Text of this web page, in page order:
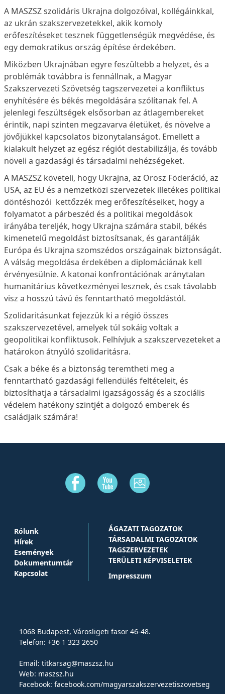
A MASZSZ szolidáris Ukrajna dolgozóival, kollégáinkkal,
az ukrán szakszervezetekkel, akik komoly
erőfeszítéseket tesznek függetlenségük megvédése, és
egy demokratikus ország építése érdekében.
Miközben Ukrajnában egyre feszültebb a helyzet, és a
problémák továbbra is fennállnak, a Magyar
Szakszervezeti Szövetség tagszervezetei a konfliktus
enyhítésére és békés megoldására szólítanak fel. A
jelenlegi feszültségek elsősorban az átlagembereket
érintik, napi szinten megzavarva életüket, és növelve a
jövőjükkel kapcsolatos bizonytalanságot. Emellett a
kialakult helyzet az egész régiót destabilizálja, és tovább
növeli a gazdasági és társadalmi nehézségeket.
A MASZSZ követeli, hogy Ukrajna, az Orosz Föderáció, az
USA, az EU és a nemzetközi szervezetek illetékes politikai
döntéshozói kettőzzék meg erőfeszítéseiket, hogy a
folyamatot a párbeszéd és a politikai megoldások
irányába tereljék, hogy Ukrajna számára stabil, békés
kimenetelű megoldást biztosítsanak, és garantálják
Európa és Ukrajna szomszédos országainak biztonságát.
A válság megoldása érdekében a diplomáciának kell
érvényesülnie. A katonai konfrontációnak aránytalan
humanitárius következményei lesznek, és csak távolabb
visz a hosszú távú és fenntartható megoldástól.
Szolidaritásunkat fejezzük ki a régió összes
szakszervezetével, amelyek túl sokáig voltak a
geopolitikai konfliktusok. Felhívjuk a szakszervezeteket a
határokon átnyúló szolidaritásra.
Csak a béke és a biztonság teremtheti meg a
fenntartható gazdasági fellendülés feltételeit, és
biztosíthatja a társadalmi igazságosság és a szociális
védelem hatékony szintjét a dolgozó emberek és
családjaik számára!
Rólunk
Hírek
Események
Dokumentumtár
Kapcsolat
ÁGAZATI TAGOZATOK
TÁRSADALMI TAGOZATOK
TAGSZERVEZETEK
TERÜLETI KÉPVISELETEK
Impresszum
1068 Budapest, Városligeti fasor 46-48.
Telefon: +36 1 323 2650
Email: titkarsag@maszsz.hu
Web: maszsz.hu
Facebook: facebook.com/magyarszakszervezetiszovetseg